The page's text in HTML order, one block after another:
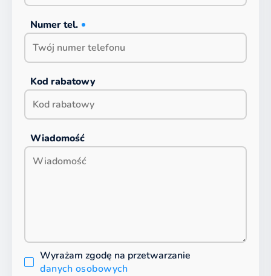
Numer tel.
Kod rabatowy
Wiadomość
Wyrażam zgodę na przetwarzanie
danych osobowych